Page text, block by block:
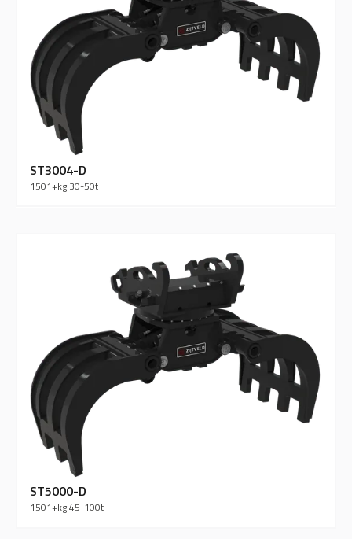
ST3004-D
1501+kg|30-50t
ST5000-D
1501+kg|45-100t